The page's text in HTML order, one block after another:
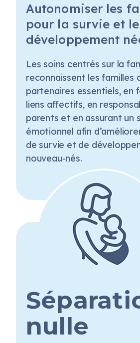
Autonomiser les
pour la survie et le
développement
Les soins centrés sur la
reconnaissent les familles
partenaires essentiels, en
liens affectifs, en
parents et en assurant un
émotionnel afin
de survie et de
nouveau-nés.
nulle